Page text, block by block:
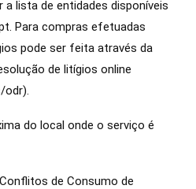
lista de entidades disponíveis
Para compras efetuadas
pode ser feita através da
de litígios online
odr).
do local onde o serviço é
de Consumo de